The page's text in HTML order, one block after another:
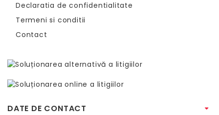
Declaratia de confidentialitate
Termeni si conditii
Contact
DATE DE CONTACT